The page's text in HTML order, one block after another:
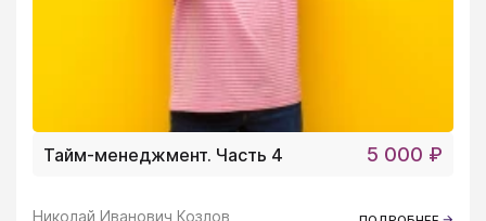
Тайм-менеджмент. Часть 4 5 000 ₽
Николай Иванович Козлов